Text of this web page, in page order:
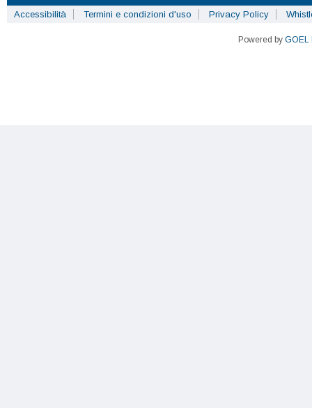
Accessibilità Termini e condizioni d'uso Privacy Policy
Powered by GOEL